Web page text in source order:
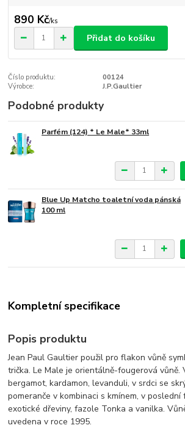
890 Kč/ks
Přidat do košíku
Číslo produktu:
00124
Výrobce:
J.P.Gaultier
Podobné produkty
Parfém (124) * Le Male* 33ml
Blue Up Matcho toaletní voda pánská
100 ml
Kompletní specifikace
Popis produktu
Jean Paul Gaultier použil pro flakon vůně
trička. Le Male je orientálně-fougerová vůně.
bergamot, kardamon, levanduli, v srdci se
pomeranče v kombinaci s kmínem, v
exotické dřeviny, fazole Tonka a vanilka.
uvedena v roce 1995.